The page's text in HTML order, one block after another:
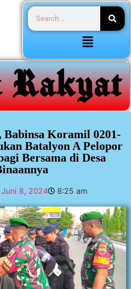
Babinsa Koramil 0201-
Batalyon A Pelopor
Bersama di Desa
Juni 8, 2024 8:25 am